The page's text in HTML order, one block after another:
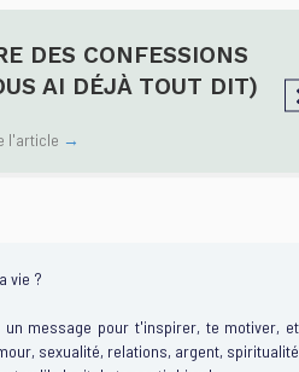
DES CONFESSIONS
AI DÉJÀ TOUT DIT)
l'article →
vie ?
message pour t'inspirer, te motiver, et
sexualité, relations, argent, spiritualité